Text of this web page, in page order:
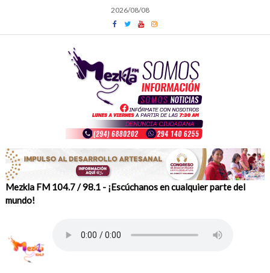
content
2026/08/08
Mezkla FM 104.7 / 98.1 - ¡Escúchanos en cualquier parte del
mundo!